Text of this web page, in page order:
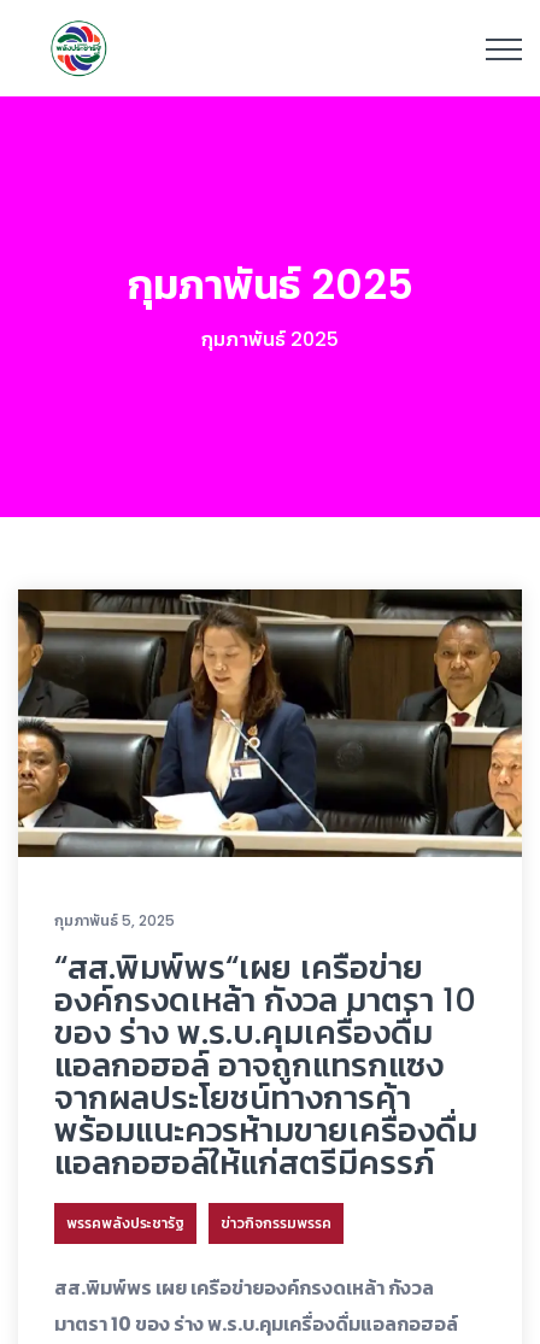
กุมภาพันธ์ 2025
กุมภาพันธ์ 2025
กุมภาพันธ์ 5, 2025
“สส.พิมพ์พร“เผย เครือข่าย
องค์กรงดเหล้า กังวล มาตรา 10
ของ ร่าง พ.ร.บ.คุมเครื่องดื่ม
แอลกอฮอล์ อาจถูกแทรกแซง
จากผลประโยชน์ทางการค้า
พร้อมแนะควรห้ามขายเครื่องดื่ม
แอลกอฮอล์ให้แก่สตรีมีครรภ์
พรรคพลังประชารัฐ ข่าวกิจกรรมพรรค
สส.พิมพ์พร เผย เครือข่ายองค์กรงดเหล้า กังวล
มาตรา 10 ของ ร่าง พ.ร.บ.คุมเครื่องดื่มแอลกอฮอล์